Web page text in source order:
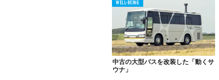
WELL-BEING
中古の大型バスを改装した「動くサ
ウナ」